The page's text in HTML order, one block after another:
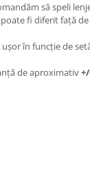
să speli
fi diferit față
în funcție de
de aproximativ